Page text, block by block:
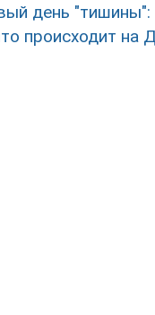
день
происходит на